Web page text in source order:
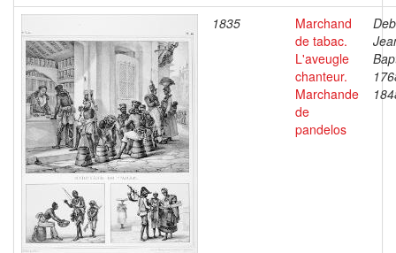
1835
Marchand
de tabac.
L'aveugle
chanteur.
Marchande
de
pandelos